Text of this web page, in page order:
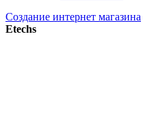
Создание интернет магазина
Etechs